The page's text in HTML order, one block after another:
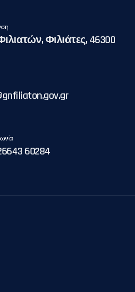
Φιλιάτες, 46300
60284